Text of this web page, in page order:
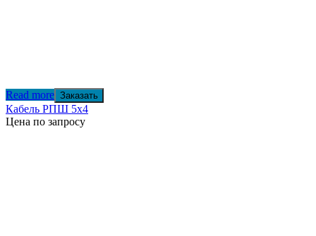
Read more Заказать
Кабель РПШ 5х4
Цена по запросу